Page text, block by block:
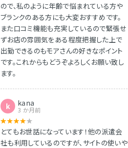
ので、私のように年齢で悩まれている方や
ブランクのある方にも大変おすすめです。
また口コミ機能も充実しているので緊張せ
ずお店の雰囲気をある程度把握した上で
出勤できるのもモアさんの好きなポイント
です。これからもどうぞよろしくお願い致し
ます。
k kana
3 か月前
とてもお世話になっています！他の派遣会
社も利用しているのですが、サイトの使いや